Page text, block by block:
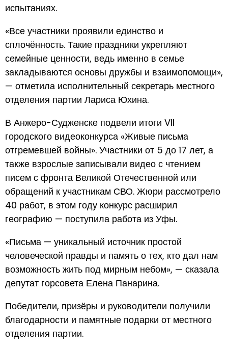
испытаниях.
«Все участники проявили единство и
сплочённость. Такие праздники укрепляют
семейные ценности, ведь именно в семье
закладываются основы дружбы и взаимопомощи»,
— отметила исполнительный секретарь местного
отделения партии Лариса Юхина.
В Анжеро-Судженске подвели итоги VII
городского видеоконкурса «Живые письма
отгремевшей войны». Участники от 5 до 17 лет, а
также взрослые записывали видео с чтением
писем с фронта Великой Отечественной или
обращений к участникам СВО. Жюри рассмотрело
40 работ, в этом году конкурс расширил
географию — поступила работа из Уфы.
«Письма — уникальный источник простой
человеческой правды и память о тех, кто дал нам
возможность жить под мирным небом», — сказала
депутат горсовета Елена Панарина.
Победители, призёры и руководители получили
благодарности и памятные подарки от местного
отделения партии.